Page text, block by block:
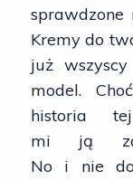
sprawdzone
Kremy do
już
model.
historia
mi ją
No i nie